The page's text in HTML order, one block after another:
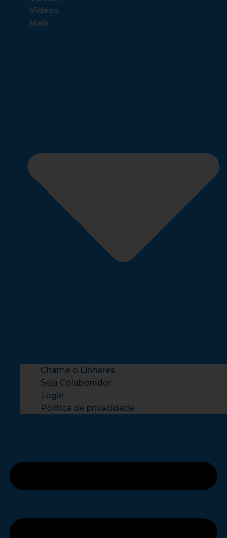
Vídeos
Mais
Chama o Linhares
Seja Colaborador
Login
Política de privacidade